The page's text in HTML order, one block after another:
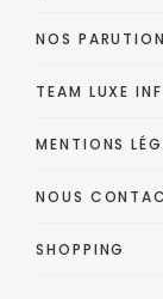
NOS
TEAM LUXE
MENTIONS
NOUS
SHOPPING